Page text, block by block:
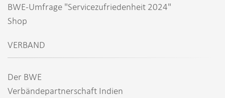
BWE-Umfrage "Servicezufriedenheit 2024"
Shop
VERBAND
Der BWE
Verbändepartnerschaft Indien